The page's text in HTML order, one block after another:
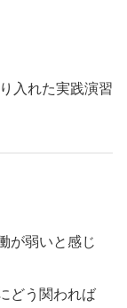
入れた実践演習
が弱いと感じ
どう関われば